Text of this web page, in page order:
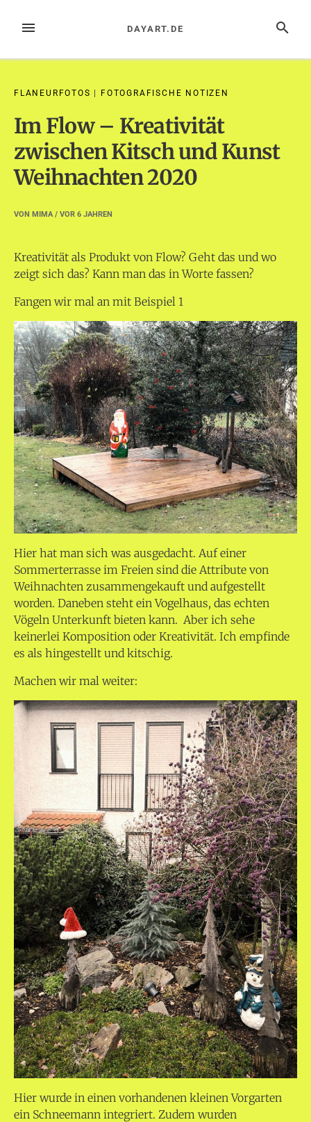
InhaltMENÜ SUCHE
DAYART.DE
FLANEURFOTOS FOTOGRAFISCHE NOTIZEN
Im Flow – Kreativität
zwischen Kitsch und Kunst
Weihnachten 2020
VON MIMA/ VOR 6 JAHREN
Kreativität als Produkt von Flow? Geht das und wo
zeigt sich das? Kann man das in Worte fassen?
Fangen wir mal an mit Beispiel 1
Hier hat man sich was ausgedacht. Auf einer
Sommerterrasse im Freien sind die Attribute von
Weihnachten zusammengekauft und aufgestellt
worden. Daneben steht ein Vogelhaus, das echten
Vögeln Unterkunft bieten kann. Aber ich sehe
keinerlei Komposition oder Kreativität. Ich empfinde
es als hingestellt und kitschig.
Machen wir mal weiter:
Hier wurde in einen vorhandenen kleinen Vorgarten
ein Schneemann integriert. Zudem wurden